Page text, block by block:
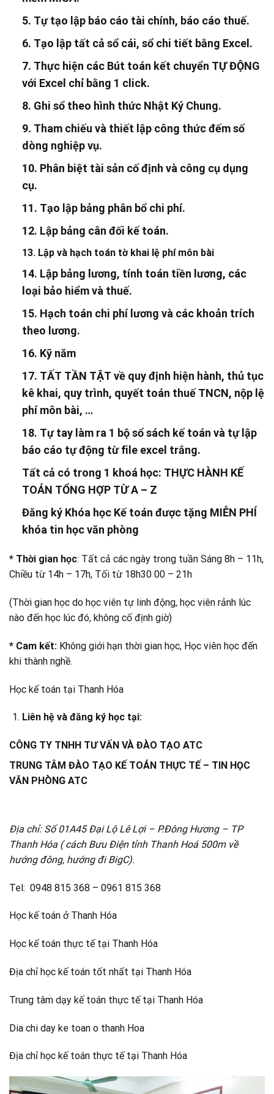
5. Tự tạo lập báo cáo tài chính, báo cáo thuế.
6. Tạo lập tất cả sổ cái, sổ chi tiết bằng Excel.
7. Thực hiện các Bút toán kết chuyển TỰ ĐỘNG
với Excel chỉ bằng 1 click.
8. Ghi sổ theo hình thức Nhật Ký Chung.
9. Tham chiếu và thiết lập công thức đếm số
dòng nghiệp vụ.
10. Phân biệt tài sản cố định và công cụ dụng
cụ.
11. Tạo lập bảng phân bổ chi phí.
12. Lập bảng cân đối kế toán.
13. Lập và hạch toán tờ khai lệ phí môn bài
14. Lập bảng lương, tính toán tiền lương, các
loại bảo hiểm và thuế.
15. Hạch toán chi phí lương và các khoản trích
theo lương.
16. Kỹ năm
17. TẤT TẦN TẬT về quy định hiện hành, thủ tục
kê khai, quy trình, quyết toán thuế TNCN, nộp lệ
phí môn bài, …
18. Tự tay làm ra 1 bộ sổ sách kế toán và tự lập
báo cáo tự động từ file excel trắng.
Tất cả có trong 1 khoá học: THỰC HÀNH KẾ
TOÁN TỔNG HỢP TỪ A – Z
Đăng ký Khóa học Kế toán được tặng MIỄN PHÍ
khóa tin học văn phòng
* Thời gian học: Tất cả các ngày trong tuần Sáng 8h – 11h,
Chiều từ 14h – 17h, Tối từ 18h30 00 – 21h
(Thời gian học do học viên tự linh động, học viên rảnh lúc
nào đến học lúc đó, không cố định giờ)
* Cam kết: Không giới hạn thời gian học, Học viên học đến
khi thành nghề.
Học kế toán tại Thanh Hóa
Liên hệ và đăng ký học tại:
CÔNG TY TNHH TƯ VẤN VÀ ĐÀO TẠO ATC
TRUNG TÂM ĐÀO TẠO KẾ TOÁN THỰC TẾ – TIN HỌC
VĂN PHÒNG ATC
Địa chỉ:Số 01A45 Đại Lộ Lê Lợi – P.Đông Hương – TP
Thanh Hóa ( cách Bưu Điện tỉnh Thanh Hoá 500m về
hướng đông, hướng đi BigC).
Tel: 0948 815 368 – 0961 815 368
Học kế toán ở Thanh Hóa
Học kế toán thực tế tại Thanh Hóa
Địa chỉ học kế toán tốt nhất tại Thanh Hóa
Trung tâm dạy kế toán thực tế tại Thanh Hóa
Dia chi day ke toan o thanh Hoa
Địa chỉ học kế toán thực tế tại Thanh Hóa